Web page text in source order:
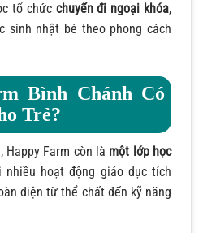
tổ chức chuyến đi ngoại khóa,
sinh nhật bé theo phong cách
Bình Chánh Có
Trẻ?
Happy Farm còn là một lớp học
nhiều hoạt động giáo dục tích
diện từ thể chất đến kỹ năng